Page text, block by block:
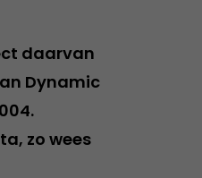
daarvan
Dynamic
zo wees